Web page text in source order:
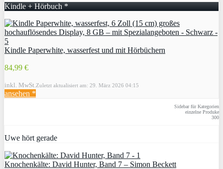
Kindle + Hörbuch *
Kindle Paperwhite, wasserfest und mit Hörbüchern
84,99 €
inkl. MwSt. Zuletzt aktualisiert am: 29. März 2026 04:15
ansehen *
Sidebar für Kategorien
einzelne Produke
300
Uwe hört gerade
Knochenkälte: David Hunter, Band 7 – Simon Beckett